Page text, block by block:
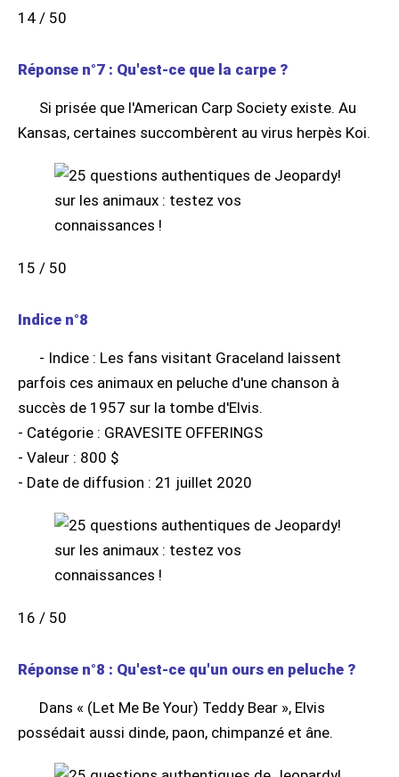
14 / 50
Réponse n°7 : Qu'est-ce que la carpe ?
Si prisée que l'American Carp Society existe. Au
Kansas, certaines succombèrent au virus herpès Koi.
15 / 50
Indice n°8
- Indice : Les fans visitant Graceland laissent
parfois ces animaux en peluche d'une chanson à
succès de 1957 sur la tombe d'Elvis.
- Catégorie : GRAVESITE OFFERINGS
- Valeur : 800 $
- Date de diffusion : 21 juillet 2020
16 / 50
Réponse n°8 : Qu'est-ce qu'un ours en peluche ?
Dans « (Let Me Be Your) Teddy Bear », Elvis
possédait aussi dinde, paon, chimpanzé et âne.